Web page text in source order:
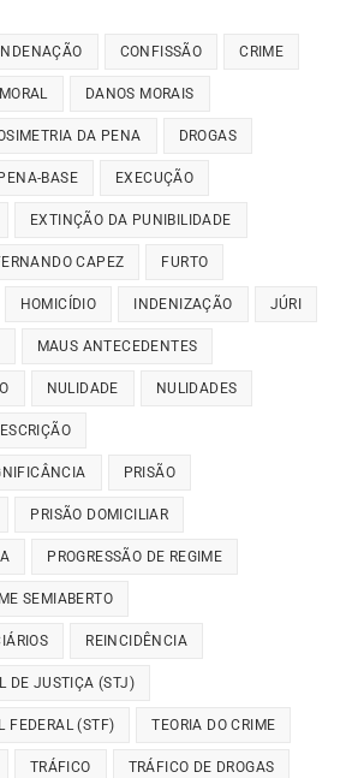
CONFISSÃO CRIME
DANOS MORAIS
DA PENA DROGAS
BASE EXECUÇÃO
EXTINÇÃO DA PUNIBILIDADE
CAPEZ FURTO
HOMICÍDIO INDENIZAÇÃO JÚRI
MAUS ANTECEDENTES
NULIDADE NULIDADES
PRISÃO
PRISÃO DOMICILIAR
PROGRESSÃO DE REGIME
SEMIABERTO
REINCIDÊNCIA
DE JUSTIÇA (STJ)
FEDERAL (STF) TEORIA DO CRIME
TRÁFICO TRÁFICO DE DROGAS